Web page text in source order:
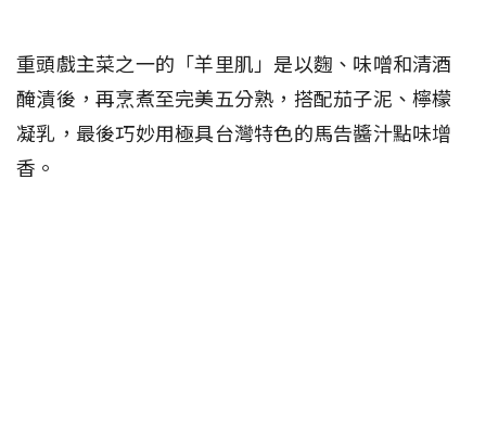
重頭戲主菜之一的「羊里肌」是以麴、味噌和清酒
醃漬後，再烹煮至完美五分熟，搭配茄子泥、檸檬
凝乳，最後巧妙用極具台灣特色的馬告醬汁點味增
香。